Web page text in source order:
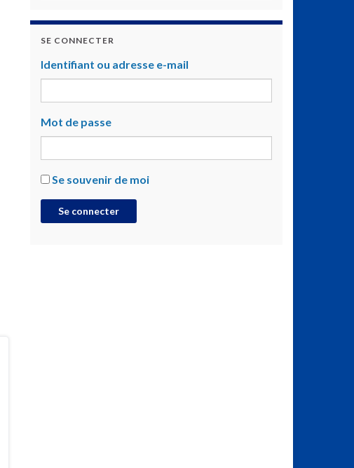
SE CONNECTER
Identifiant ou adresse e-mail
Mot de passe
Se souvenir de moi
Se connecter